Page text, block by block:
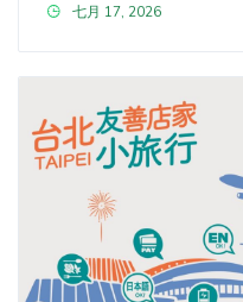
七月 17, 2026